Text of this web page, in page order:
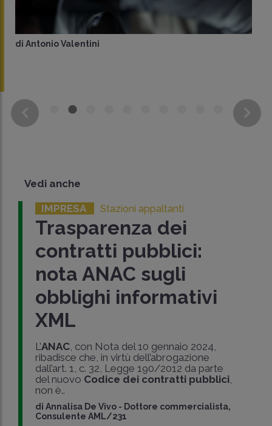
di Antonio Valentini
Vedi anche
IMPRESA Stazioni appaltanti
Trasparenza dei
contratti pubblici:
nota ANAC sugli
obblighi informativi
XML
L’ANAC , con Nota del 10 gennaio 2024,
ribadisce che, in virtù dell’abrogazione
dall’art. 1, c. 32, Legge 190/2012 da parte
del nuovo Codice dei contratti pubblici
non è..
diAnnalisa De Vivo - Dottore commercialista,
Consulente AML/231